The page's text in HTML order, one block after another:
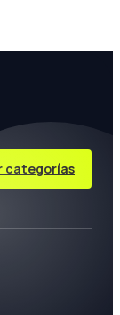
categorías